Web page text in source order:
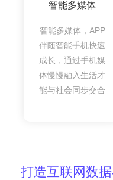
智能多媒体
智能多媒体，APP
伴随智能手机快速
成长，通过手机媒
体慢慢融入生活才
能与社会同步交合
打造互联网数